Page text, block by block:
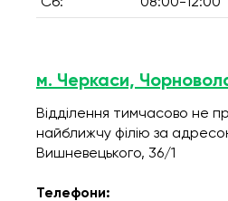
м. Черкаси,
Відділення тимчасово не
найближчу філію за
Вишневецького, 36/1
Телефони: